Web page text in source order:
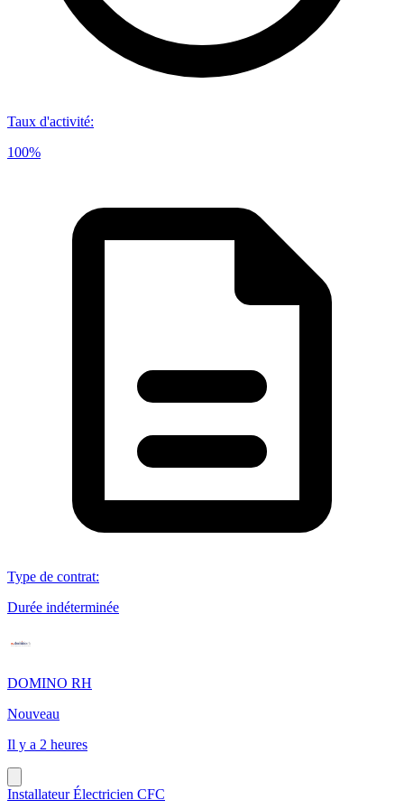
Taux d'activité:
100%
Type de contrat:
Durée indéterminée
DOMINO RH
Nouveau
Il y a 2 heures
Installateur Électricien CFC